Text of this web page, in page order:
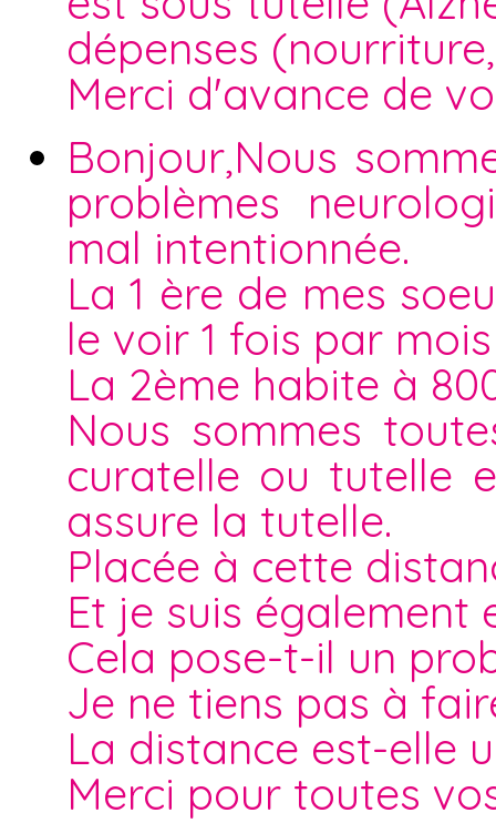
dépenses
Merci d'avance de
Bonjour,Nous
problèmes
mal intentionnée.
La 1 ère de mes
le voir 1 fois par
La 2ème habite à
Nous sommes
curatelle ou tutelle
assure la tutelle.
Placée à cette
Et je suis
Cela pose-t-il un
Je ne tiens pas à
La distance est-elle
Merci pour toutes